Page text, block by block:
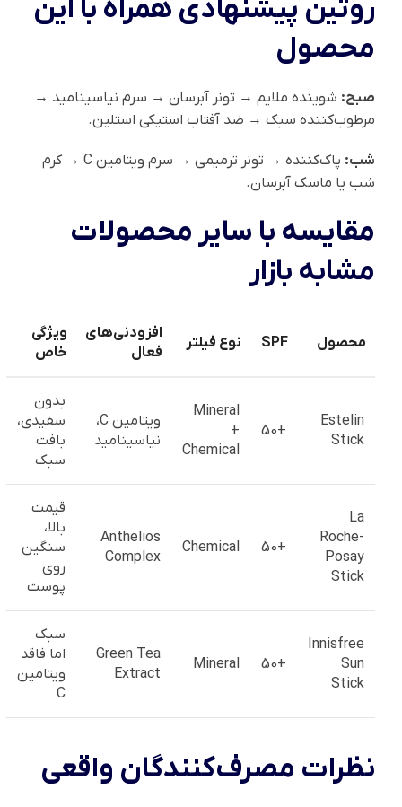
روتین پیشنهادی همراه با این
محصول
صبح: شوینده ملایم → تونر آبرسان → سرم نیاسینامید →
مرطوب‌کننده سبک → ضد آفتاب استیکی استلین.
شب:
پاک‌کننده → تونر ترمیمی → سرم ویتامین C → کرم
شب یا ماسک آبرسان.
مقایسه با سایر محصولات
مشابه بازار
محصول SPF نوع فیلتر
افزودنی‌های
فعال
ویژگی
خاص
Estelin
Stick
+50
Mineral
+
Chemical
ویتامین C،
نیاسینامید
بدون
سفیدی،
بافت
سبک
La
Roche-
Posay
Stick
+50
Chemical
Anthelios
Complex
قیمت
بالا،
سنگین
روی
پوست
Innisfree
Sun
Stick
+50
Mineral
Green Tea
Extract
سبک
اما فاقد
ویتامین
C
نظرات مصرف‌کنندگان واقعی